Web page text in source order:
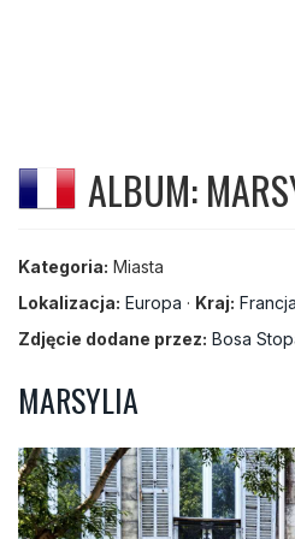
ALBUM:
Kategoria: Miasta
Lokalizacja: Europa · Kraj: Francja
Zdjęcie dodane przez: Bosa
MARSYLIA